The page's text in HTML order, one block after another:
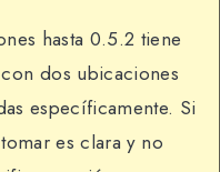
hasta 0.5.2 tiene
dos ubicaciones
específicamente. Si
es clara y no